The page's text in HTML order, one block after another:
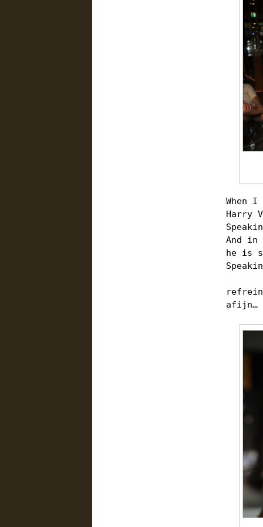
When
Harry
And in
he is
afijn…